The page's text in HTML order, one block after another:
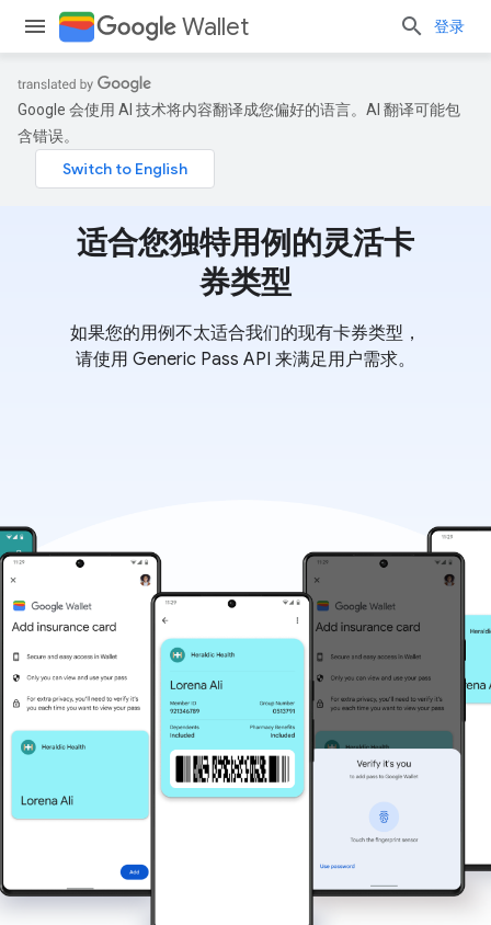
Wallet 登录
Google 会使用 AI 技术将内容翻译成您偏好的语言。AI 翻译可能包
含错误。
适合您独特用例的灵活卡
券类型
如果您的用例不太适合我们的现有卡券类型，
请使用 Generic Pass API 来满足用户需求。